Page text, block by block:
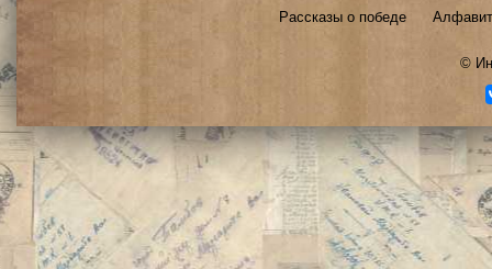
Рассказы о победе
©